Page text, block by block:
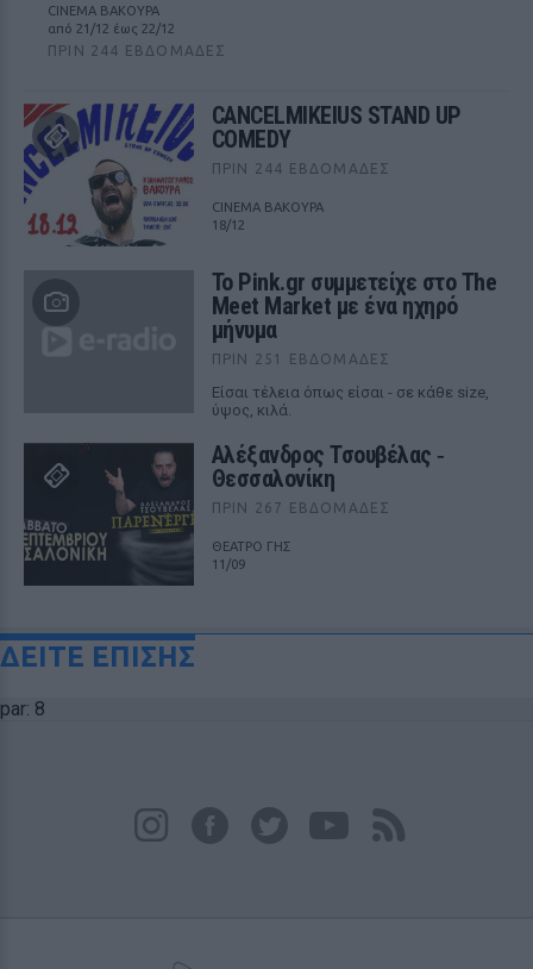
CINEMA ΒΑΚΟΥΡΑ
από 21/12 έως 22/12
ΠΡΙΝ 244 ΕΒΔΟΜΆΔΕΣ
CANCELMIKEIUS STAND UP
COMEDY
ΠΡΙΝ 244 ΕΒΔΟΜΆΔΕΣ
CINEMA ΒΑΚΟΥΡΑ
18/12
Το Pink.gr συμμετείχε στο The
Meet Market με ένα ηχηρό
μήνυμα
ΠΡΙΝ 251 ΕΒΔΟΜΆΔΕΣ
Είσαι τέλεια όπως είσαι - σε κάθε size,
ύψος, κιλά.
Αλέξανδρος Τσουβέλας ‑
Θεσσαλονίκη
ΠΡΙΝ 267 ΕΒΔΟΜΆΔΕΣ
ΘΕΑΤΡΟ ΓΗΣ
11/09
ΔΕΙΤΕ ΕΠΙΣΗΣ
par: 8